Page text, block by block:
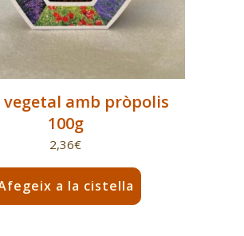
vegetal amb pròpolis
100g
2,36€
a la cistella